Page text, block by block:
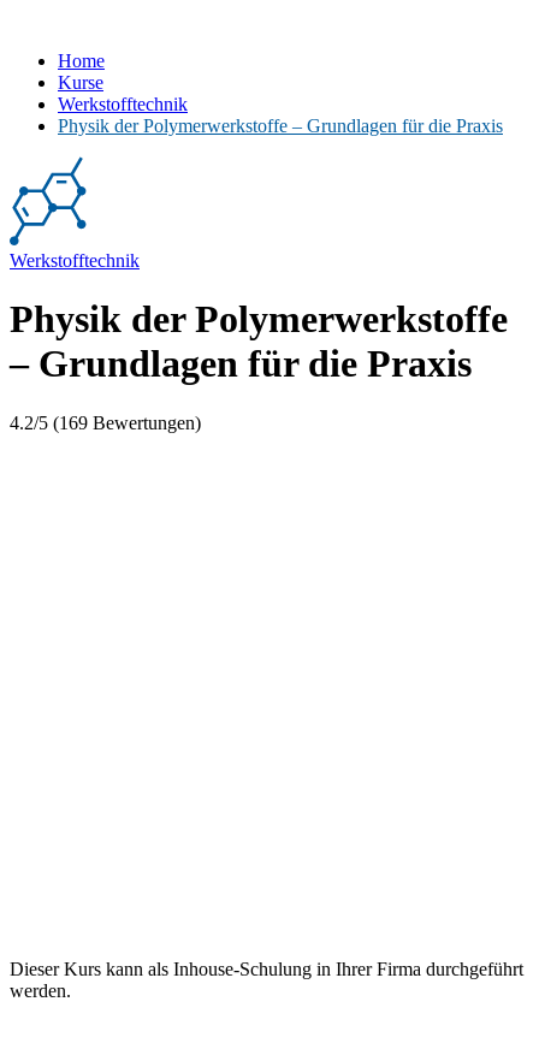
Home
Kurse
Werkstofftechnik
Physik der Polymerwerkstoffe – Grundlagen für die Praxis
Werkstofftechnik
Physik der Polymerwerkstoffe
– Grundlagen für die Praxis
4.2/5 (169 Bewertungen)
Dieser Kurs kann als Inhouse-Schulung in Ihrer Firma durchgeführt
werden.